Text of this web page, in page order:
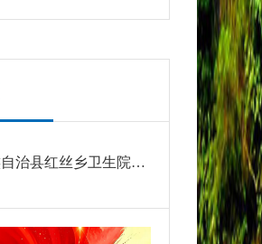
务川仡佬族苗族自治县红丝乡卫生院2026年公开招聘编外人员公告